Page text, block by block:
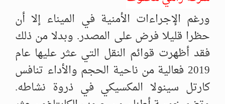
ورغم الإجراءات الأمنية في الميناء إلا أن
حظرا قليلا فرض على المصدر. وبدلا من ذلك
فقد أظهرت قوائم النقل التي عثر عليها عام
2019 فعالية من ناحية الحجم والأداء تنافس
كارتل سينولا المكسيكي في ذروة نشاطه.